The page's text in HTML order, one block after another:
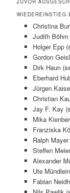
ZUVOR
WIEDEREINSTIEG
Christina
Judith
Holger Epp
Gordon
Dirk Haun
Eberhard
Jürgen
Christian
Jay F. Kay
Mika
Franziska
Ralph
Steffen
Alexander
Ute
Fabian